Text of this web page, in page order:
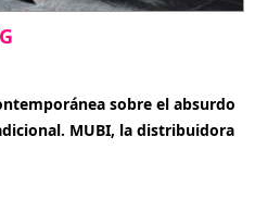
sobre el absurdo
MUBI, la distribuidora